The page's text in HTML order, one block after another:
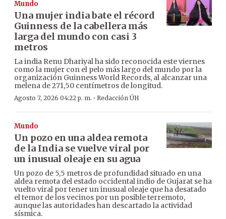
Mundo
Una mujer india bate el récord
Guinness de la cabellera más
larga del mundo con casi 3
metros
La india Renu Dhariyal ha sido reconocida este viernes
como la mujer con el pelo más largo del mundo por la
organización Guinness World Records, al alcanzar una
melena de 271,50 centímetros de longitud.
Agosto 7, 2026 04:22 p. m. · Redacción ÚH
Mundo
Un pozo en una aldea remota
de la India se vuelve viral por
un inusual oleaje en su agua
Un pozo de 5,5 metros de profundidad situado en una
aldea remota del estado occidental indio de Gujarat se ha
vuelto viral por tener un inusual oleaje que ha desatado
el temor de los vecinos por un posible terremoto,
aunque las autoridades han descartado la actividad
sísmica.